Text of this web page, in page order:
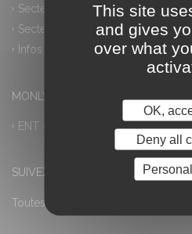
Secteur industriel
Secteur tertiaire
Infos pratiques
MONLYCEE.NET (ENT) – PRONOTE
ENT – Accès à PRONOTE
SUIVEZ-NOUS
Toutes les actualités
This site
and gives
over what
OK,
Deny all